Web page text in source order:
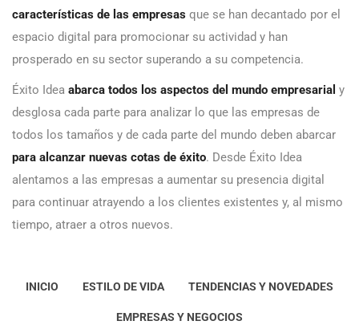
características de las empresas que se han decantado por el
espacio digital para promocionar su actividad y han
prosperado en su sector superando a su competencia.
Éxito Idea abarca todos los aspectos del mundo empresarial y
desglosa cada parte para analizar lo que las empresas de
todos los tamaños y de cada parte del mundo deben abarcar
para alcanzar nuevas cotas de éxito. Desde Éxito Idea
alentamos a las empresas a aumentar su presencia digital
para continuar atrayendo a los clientes existentes y, al mismo
tiempo, atraer a otros nuevos.
INICIO ESTILO DE VIDA TENDENCIAS Y NOVEDADES
EMPRESAS Y NEGOCIOS